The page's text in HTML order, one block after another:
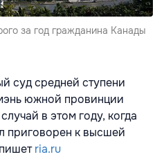
за год гражданина Канады
суд средней ступени
южной провинции
в этом году, когда
приговорен к высшей
ria.ru